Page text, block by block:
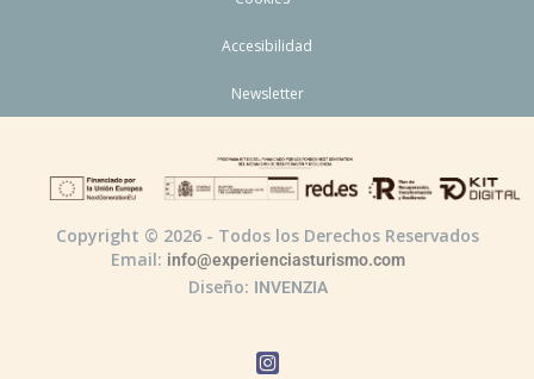
Accesibilidad
Newsletter
Copyright © 2026 - Todos los Derechos Reservados
Email: info@experienciasturismo.com
Diseño: INVENZIA